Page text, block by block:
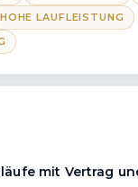
HOHE LAUFLEISTUNG
mit Vertrag